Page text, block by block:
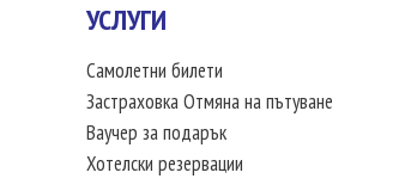
УСЛУГИ
Самолетни билети
Застраховка Отмяна на пътуване
Ваучер за подарък
Хотелски резервации